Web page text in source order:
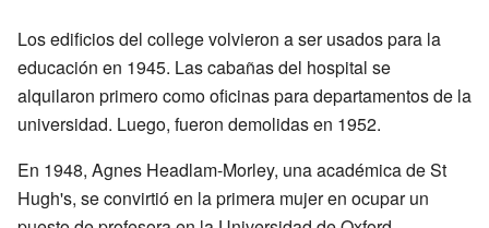
Los edificios del college volvieron a ser usados para la
educación en 1945. Las cabañas del hospital se
alquilaron primero como oficinas para departamentos de la
universidad. Luego, fueron demolidas en 1952.
En 1948, Agnes Headlam-Morley, una académica de St
Hugh's, se convirtió en la primera mujer en ocupar un